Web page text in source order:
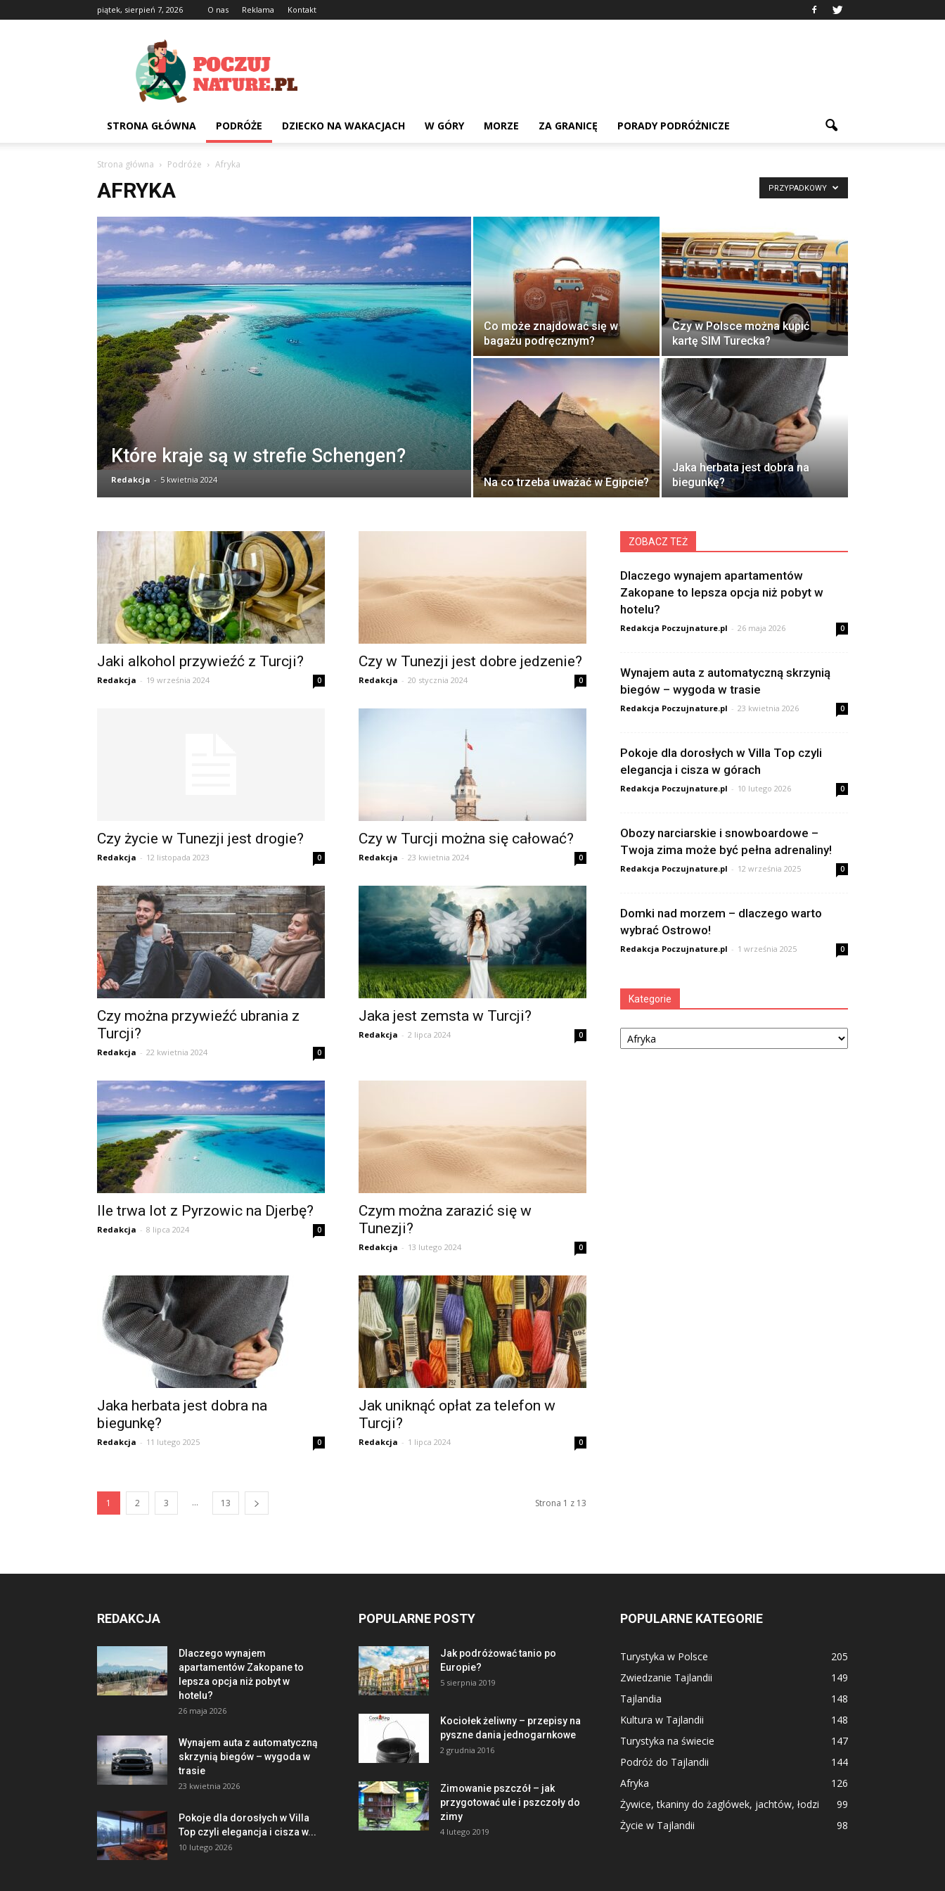
piątek, sierpień 7, 2026 O nas Reklama Kontakt
Poczujnature.pl
STRONA GŁÓWNA PODRÓŻE DZIECKO NA WAKACJACH W GÓRY MORZE ZA GRANICĘ PORADY PODRÓŻNICZE
Strona główna Podróże Afryka
AFRYKA PRZYPADKOWY
Które kraje są w strefie Schengen?
Redakcja - 5 kwietnia 2024
Co może znajdować się w
bagażu podręcznym?
Czy w Polsce można kupić
kartę SIM Turecka?
Na co trzeba uważać w Egipcie?
Jaka herbata jest dobra na
biegunkę?
Jaki alkohol przywieźć z Turcji?
Redakcja - 19 września 2024 0
Czy w Tunezji jest dobre jedzenie?
Redakcja - 20 stycznia 2024 0
Czy życie w Tunezji jest drogie?
Redakcja - 12 listopada 2023 0
Czy w Turcji można się całować?
Redakcja - 23 kwietnia 2024 0
Czy można przywieźć ubrania z
Turcji?
Redakcja - 22 kwietnia 2024 0
Jaka jest zemsta w Turcji?
Redakcja - 2 lipca 2024 0
Ile trwa lot z Pyrzowic na Djerbę?
Redakcja - 8 lipca 2024 0
Czym można zarazić się w
Tunezji?
Redakcja - 13 lutego 2024 0
Jaka herbata jest dobra na
biegunkę?
Redakcja - 11 lutego 2025 0
Jak uniknąć opłat za telefon w
Turcji?
Redakcja - 1 lipca 2024 0
1 2 3 ... 13 Strona 1 z 13
ZOBACZ TEŻ
Dlaczego wynajem apartamentów
Zakopane to lepsza opcja niż pobyt w
hotelu?
Redakcja Poczujnature.pl - 26 maja 2026 0
Wynajem auta z automatyczną skrzynią
biegów – wygoda w trasie
Redakcja Poczujnature.pl - 23 kwietnia 2026 0
Pokoje dla dorosłych w Villa Top czyli
elegancja i cisza w górach
Redakcja Poczujnature.pl - 10 lutego 2026 0
Obozy narciarskie i snowboardowe –
Twoja zima może być pełna adrenaliny!
Redakcja Poczujnature.pl - 12 września 2025 0
Domki nad morzem – dlaczego warto
wybrać Ostrowo!
Redakcja Poczujnature.pl - 1 września 2025 0
Kategorie
Kategorie
REDAKCJA
Dlaczego wynajem
apartamentów Zakopane to
lepsza opcja niż pobyt w
hotelu?
26 maja 2026
Wynajem auta z automatyczną
skrzynią biegów – wygoda w
trasie
23 kwietnia 2026
Pokoje dla dorosłych w Villa
Top czyli elegancja i cisza w...
10 lutego 2026
POPULARNE POSTY
Jak podróżować tanio po
Europie?
5 sierpnia 2019
Kociołek żeliwny – przepisy na
pyszne dania jednogarnkowe
2 grudnia 2016
Zimowanie pszczół – jak
przygotować ule i pszczoły do
zimy
4 lutego 2019
POPULARNE KATEGORIE
Turystyka w Polsce
205
Zwiedzanie Tajlandii
149
Tajlandia
148
Kultura w Tajlandii
148
Turystyka na świecie
147
Podróż do Tajlandii
144
Afryka
126
Żywice, tkaniny do żaglówek, jachtów, łodzi
99
Życie w Tajlandii
98